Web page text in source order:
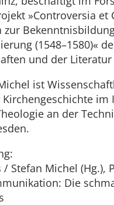
»Controversia et
zur
(1548–1580)«
und der
ist
im
an der
/ Stefan Michel (Hg.),
Die